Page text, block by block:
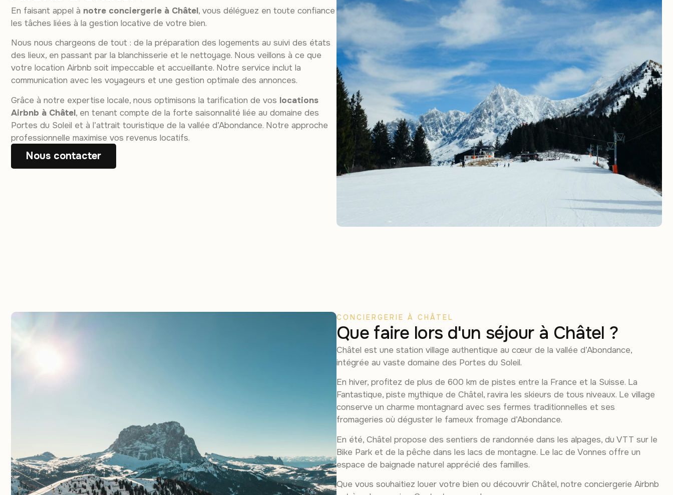
En faisant appel à notre conciergerie à Châtel, vous déléguez en toute confiance
les tâches liées à la gestion locative de votre bien.
Nous nous chargeons de tout : de la préparation des logements au suivi des états
des lieux, en passant par la blanchisserie et le nettoyage. Nous veillons à ce que
votre location Airbnb soit impeccable et accueillante. Notre service inclut la
communication avec les voyageurs et une gestion optimale des annonces.
Grâce à notre expertise locale, nous optimisons la tarification de vos locations
Airbnb à Châtel, en tenant compte de la forte saisonnalité liée au domaine des
Portes du Soleil et à l’attrait touristique de la vallée d’Abondance. Notre approche
professionnelle maximise vos revenus locatifs.
Nous contacter
CONCIERGERIE À CHÂTEL
Que faire lors d'un séjour à Châtel ?
Châtel est une station village authentique au cœur de la vallée d’Abondance,
intégrée au vaste domaine des Portes du Soleil.
En hiver, profitez de plus de 600 km de pistes entre la France et la Suisse. La
Fantastique, piste mythique de Châtel, ravira les skieurs de tous niveaux. Le village
conserve un charme montagnard avec ses fermes traditionnelles et ses
fromageries où déguster le fameux fromage d’Abondance.
En été, Châtel propose des sentiers de randonnée dans les alpages, du VTT sur le
Bike Park et de la pêche dans les lacs de montagne. Le lac de Vonnes offre un
espace de baignade naturel apprécié des familles.
Que vous souhaitiez louer votre bien ou découvrir Châtel, notre conciergerie Airbnb